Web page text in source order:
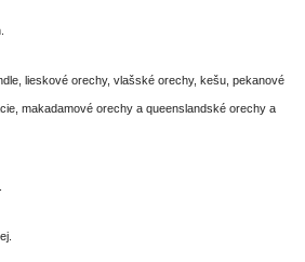
lieskové orechy, vlašské orechy, kešu, pekanové
makadamové orechy a queenslandské orechy a